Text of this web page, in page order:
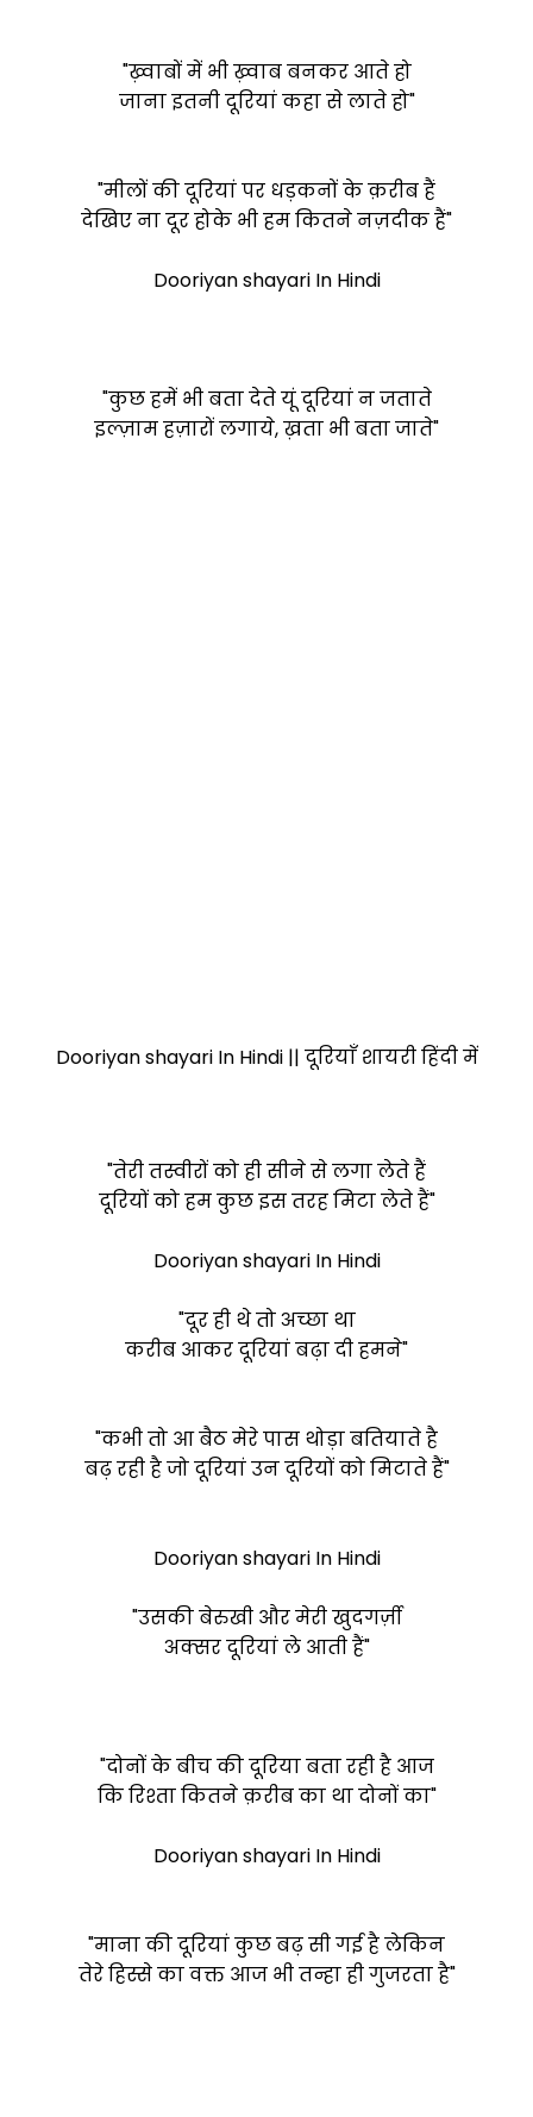
"ख़्वाबों में भी ख़्वाब बनकर आते हो
जाना इतनी दूरियां कहा से लाते हो"
"मीलों की दूरियां पर धड़कनों के क़रीब हैं
देखिए ना दूर होके भी हम कितने नज़दीक हैं"
Dooriyan shayari In Hindi
"कुछ हमें भी बता देते यूं दूरियां न जताते
इल्ज़ाम हज़ारों लगाये, ख़ता भी बता जाते"
Dooriyan shayari In Hindi || दूरियाँ शायरी हिंदी में
"तेरी तस्वीरों को ही सीने से लगा लेते हैं
दूरियों को हम कुछ इस तरह मिटा लेते हैं"
Dooriyan shayari In Hindi
"दूर ही थे तो अच्छा था
करीब आकर दूरियां बढ़ा दी हमने"
"कभी तो आ बैठ मेरे पास थोड़ा बतियाते है
बढ़ रही है जो दूरियां उन दूरियों को मिटाते हैं"
Dooriyan shayari In Hindi
"उसकी बेरुखी और मेरी खुदगर्ज़ी
अक्सर दूरियां ले आती हैं"
"दोनों के बीच की दूरिया बता रही है आज
कि रिश्ता कितने क़रीब का था दोनों का"
Dooriyan shayari In Hindi
"माना की दूरियां कुछ बढ़ सी गई है लेकिन
तेरे हिस्से का वक्त आज भी तन्हा ही गुजरता है"